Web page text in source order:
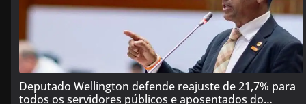
Deputado Wellington defende reajuste de 21,7% para
todos os servidores públicos e aposentados do